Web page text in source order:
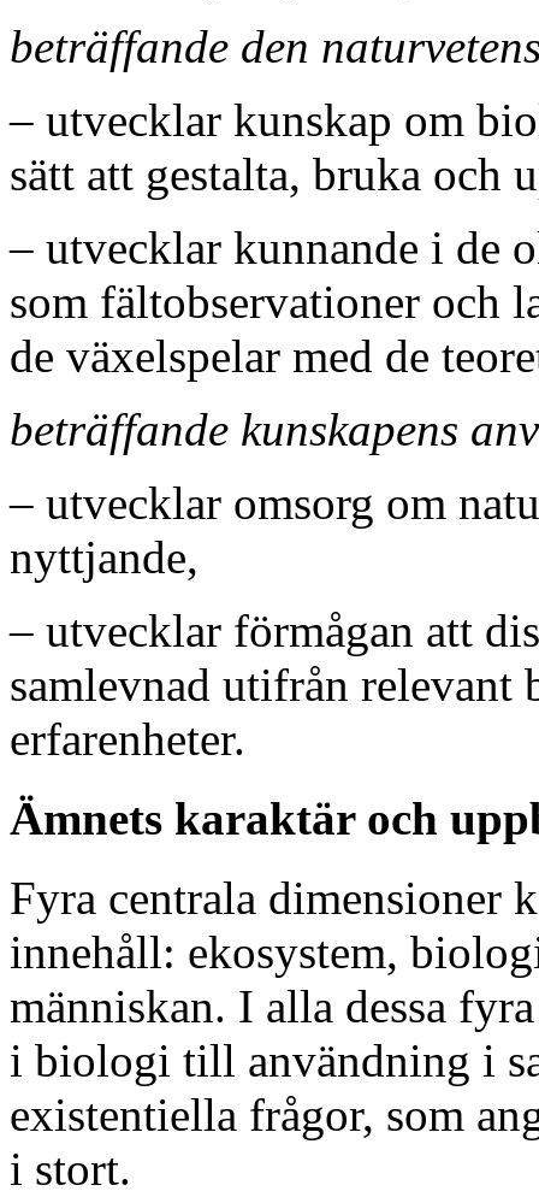
beträffande den
– utvecklar kunskap om
sätt att gestalta, bruka och
– utvecklar kunnande i de
som fältobservationer och
de växelspelar med de
beträffande kunskapens
– utvecklar omsorg om
nyttjande,
– utvecklar förmågan att
samlevnad utifrån
erfarenheter.
Ämnets karaktär och
Fyra centrala dimensioner
innehåll: ekosystem,
människan. I alla dessa
i biologi till användning i
existentiella frågor, som
i stort.